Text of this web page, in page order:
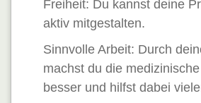
Freiheit: Du kannst deine
aktiv mitgestalten.
Sinnvolle Arbeit: Durch
machst du die
besser und hilfst dabei